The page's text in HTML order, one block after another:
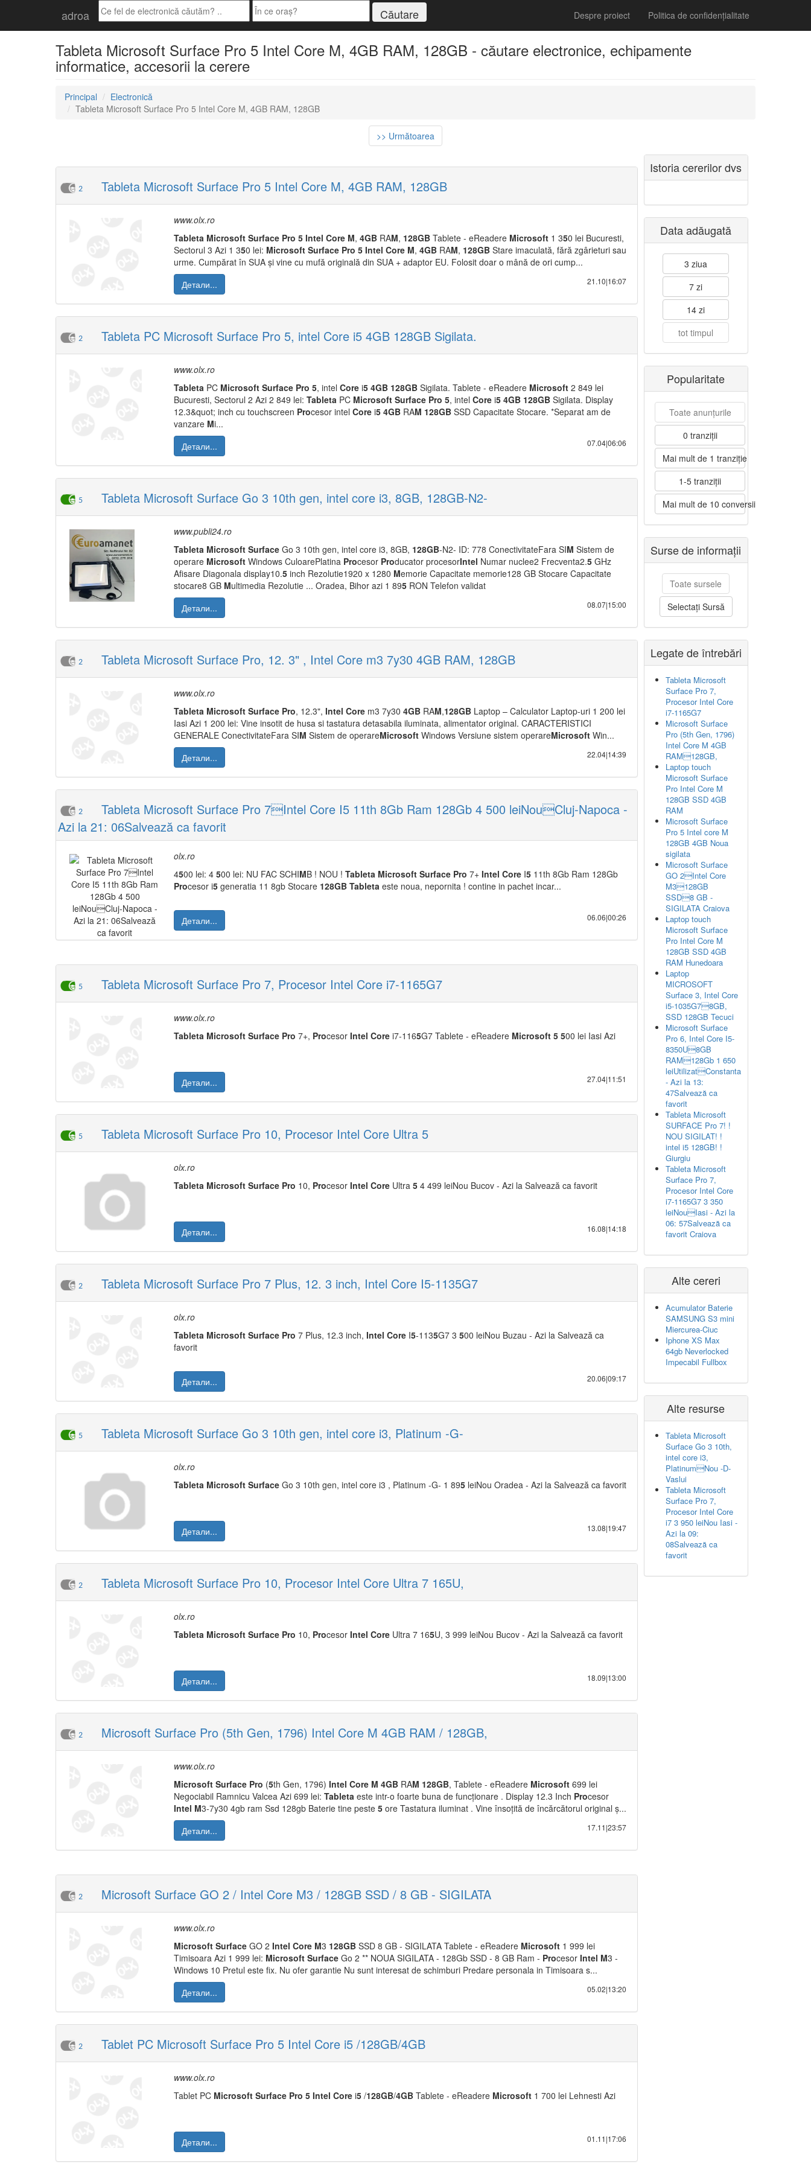
adroa Despre proiect Politica de confidențialitate
Tableta Microsoft Surface Pro 5 Intel Core M, 4GB RAM, 128GB - căutare electronice, echipamente
informatice, accesorii la cerere
Principal
Electronică
Tableta Microsoft Surface Pro 5 Intel Core M, 4GB RAM, 128GB
>> Următoarea
2 Tableta Microsoft Surface Pro 5 Intel Core M, 4GB RAM, 128GB
www.olx.ro
Tableta Microsoft Surface Pro 5 Intel Core M, 4GB RAM, 128GB Tablete - eReadere Microsoft 1 350 lei Bucuresti,
Sectorul 3 Azi 1 350 lei: Microsoft Surface Pro 5 Intel Core M, 4GB RAM, 128GB Stare imaculată, fără zgârieturi sau
urme. Cumpărat în SUA și vine cu mufă originală din SUA + adaptor EU. Folosit doar o mână de ori cump...
Детали...
21.10|16:07
2 Tableta PC Microsoft Surface Pro 5, intel Core i5 4GB 128GB Sigilata.
www.olx.ro
Tableta PC Microsoft Surface Pro 5, intel Core i5 4GB 128GB Sigilata. Tablete - eReadere Microsoft 2 849 lei
Bucuresti, Sectorul 2 Azi 2 849 lei: Tableta PC Microsoft Surface Pro 5, intel Core i5 4GB 128GB Sigilata. Display
12.3&quot; inch cu touchscreen Procesor intel Core i5 4GB RAM 128GB SSD Capacitate Stocare. *Separat am de
vanzare Mi...
Детали...
07.04|06:06
5 Tableta Microsoft Surface Go 3 10th gen, intel core i3, 8GB, 128GB-N2-
www.publi24.ro
Tableta Microsoft Surface Go 3 10th gen, intel core i3, 8GB, 128GB-N2- ID: 778 ConectivitateFara SIM Sistem de
operare Microsoft Windows CuloarePlatina Procesor Producator procesorIntel Numar nuclee2 Frecventa2.5 GHz
Afisare Diagonala display10.5 inch Rezolutie1920 x 1280 Memorie Capacitate memorie128 GB Stocare Capacitate
stocare8 GB Multimedia Rezolutie ... Oradea, Bihor azi 1 895 RON Telefon validat
Детали...
08.07|15:00
2 Tableta Microsoft Surface Pro, 12. 3" , Intel Core m3 7y30 4GB RAM, 128GB
www.olx.ro
Tableta Microsoft Surface Pro, 12.3", Intel Core m3 7y30 4GB RAM,128GB Laptop – Calculator Laptop-uri 1 200 lei
Iasi Azi 1 200 lei: Vine insotit de husa si tastatura detasabila iluminata, alimentator original. CARACTERISTICI
GENERALE ConectivitateFara SIM Sistem de operareMicrosoft Windows Versiune sistem operareMicrosoft Win...
Детали...
22.04|14:39
2
Tableta Microsoft Surface Pro 7Intel Core I5 11th 8Gb Ram 128Gb 4 500 leiNouCluj-Napoca -
Azi la 21: 06Salvează ca favorit
olx.ro
4500 lei: 4 500 lei: NU FAC SCHIMB ! NOU ! Tableta Microsoft Surface Pro 7+ Intel Core I5 11th 8Gb Ram 128Gb
Procesor i5 generatia 11 8gb Stocare 128GB Tableta este noua, nepornita ! contine in pachet incar...
Детали... 06.06|00:26
5 Tableta Microsoft Surface Pro 7, Procesor Intel Core i7-1165G7
www.olx.ro
Tableta Microsoft Surface Pro 7+, Procesor Intel Core i7-1165G7 Tablete - eReadere Microsoft 5 500 lei Iasi Azi
Детали... 27.04|11:51
5 Tableta Microsoft Surface Pro 10, Procesor Intel Core Ultra 5
olx.ro
Tableta Microsoft Surface Pro 10, Procesor Intel Core Ultra 5 4 499 leiNou Bucov - Azi la Salvează ca favorit
Детали... 16.08|14:18
2 Tableta Microsoft Surface Pro 7 Plus, 12. 3 inch, Intel Core I5-1135G7
olx.ro
Tableta Microsoft Surface Pro 7 Plus, 12.3 inch, Intel Core I5-1135G7 3 500 leiNou Buzau - Azi la Salvează ca
favorit
Детали... 20.06|09:17
5 Tableta Microsoft Surface Go 3 10th gen, intel core i3, Platinum -G-
olx.ro
Tableta Microsoft Surface Go 3 10th gen, intel core i3 , Platinum -G- 1 895 leiNou Oradea - Azi la Salvează ca favorit
Детали... 13.08|19:47
2 Tableta Microsoft Surface Pro 10, Procesor Intel Core Ultra 7 165U,
olx.ro
Tableta Microsoft Surface Pro 10, Procesor Intel Core Ultra 7 165U, 3 999 leiNou Bucov - Azi la Salvează ca favorit
Детали... 18.09|13:00
2 Microsoft Surface Pro (5th Gen, 1796) Intel Core M 4GB RAM / 128GB,
www.olx.ro
Microsoft Surface Pro (5th Gen, 1796) Intel Core M 4GB RAM 128GB, Tablete - eReadere Microsoft 699 lei
Negociabil Ramnicu Valcea Azi 699 lei: Tableta este intr-o foarte buna de funcționare . Display 12.3 Inch Procesor
Intel M3-7y30 4gb ram Ssd 128gb Baterie tine peste 5 ore Tastatura iluminat . Vine însoțită de încărcătorul original ș...
Детали...
17.11|23:57
2 Microsoft Surface GO 2 / Intel Core M3 / 128GB SSD / 8 GB - SIGILATA
www.olx.ro
Microsoft Surface GO 2 Intel Core M3 128GB SSD 8 GB - SIGILATA Tablete - eReadere Microsoft 1 999 lei
Timisoara Azi 1 999 lei: Microsoft Surface Go 2 ** NOUA SIGILATA - 128Gb SSD - 8 GB Ram - Procesor Intel M3 -
Windows 10 Pretul este fix. Nu ofer garantie Nu sunt interesat de schimburi Predare personala in Timisoara s...
Детали...
05.02|13:20
2 Tablet PC Microsoft Surface Pro 5 Intel Core i5 /128GB/4GB
www.olx.ro
Tablet PC Microsoft Surface Pro 5 Intel Core i5 /128GB/4GB Tablete - eReadere Microsoft 1 700 lei Lehnesti Azi
Детали... 01.11|17:06
Istoria cererilor dvs
Data adăugată
3 ziua
7 zi
14 zi
tot timpul
Popularitate
Toate anunțurile
0 tranziții
Mai mult de 1 tranziție
1-5 tranziții
Mai mult de 10 conversii
Surse de informații
Toate sursele
Selectați Sursă
Legate de întrebări
Tableta Microsoft
Surface Pro 7,
Procesor Intel Core
i7-1165G7
Microsoft Surface
Pro (5th Gen, 1796)
Intel Core M 4GB
RAM128GB,
Laptop touch
Microsoft Surface
Pro Intel Core M
128GB SSD 4GB
RAM
Microsoft Surface
Pro 5 Intel core M
128GB 4GB Noua
sigilata
Microsoft Surface
GO 2Intel Core
M3128GB
SSD8 GB -
SIGILATA Craiova
Laptop touch
Microsoft Surface
Pro Intel Core M
128GB SSD 4GB
RAM Hunedoara
Laptop
MICROSOFT
Surface 3, Intel Core
i5-1035G78GB,
SSD 128GB Tecuci
Microsoft Surface
Pro 6, Intel Core I5-
8350U8GB
RAM128Gb 1 650
leiUtilizatConstanta
- Azi la 13:
47Salvează ca
favorit
Tableta Microsoft
SURFACE Pro 7! !
NOU SIGILAT! !
intel i5 128GB! !
Giurgiu
Tableta Microsoft
Surface Pro 7,
Procesor Intel Core
i7-1165G7 3 350
leiNouIasi - Azi la
06: 57Salvează ca
favorit Craiova
Alte cereri
Acumulator Baterie
SAMSUNG S3 mini
Miercurea-Ciuc
Iphone XS Max
64gb Neverlocked
Impecabil Fullbox
Alte resurse
Tableta Microsoft
Surface Go 3 10th,
intel core i3,
PlatinumNou -D-
Vaslui
Tableta Microsoft
Surface Pro 7,
Procesor Intel Core
i7 3 950 leiNou Iasi -
Azi la 09:
08Salvează ca
favorit